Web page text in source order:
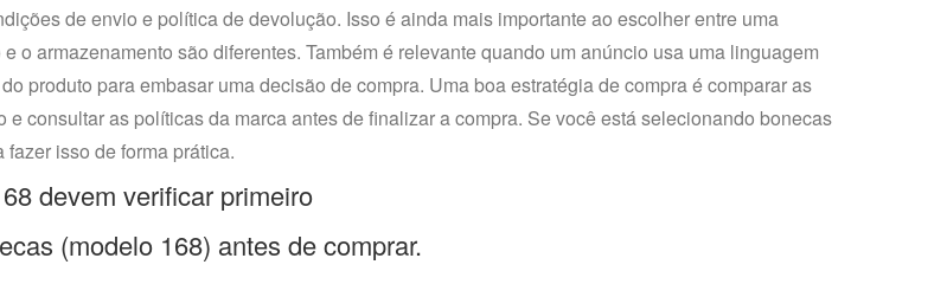
de envio e política de devolução. Isso é ainda mais importante ao escolher entre uma
o armazenamento são diferentes. Também é relevante quando um anúncio usa uma linguagem
produto para embasar uma decisão de compra. Uma boa estratégia de compra é comparar as
consultar as políticas da marca antes de finalizar a compra. Se você está selecionando bonecas
isso de forma prática.
devem verificar primeiro
(modelo 168) antes de comprar.